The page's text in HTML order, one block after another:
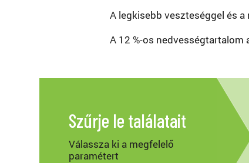
A legkisebb veszteséggel és
A 12 %-os
Szűrje le találatait
Válassza ki a megfelelő
paramétert